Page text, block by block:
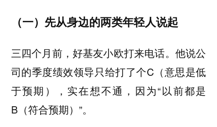
（一）先从身边的两类年轻人说起
三四个月前，好基友小欧打来电话。他说公
司的季度绩效领导只给打了个C（意思是低
于预期），实在想不通，因为“以前都是
B（符合预期）”。